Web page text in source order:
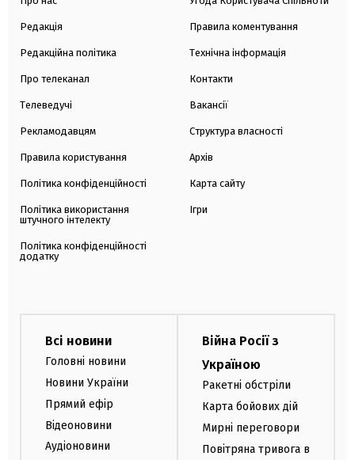
Редакція
Редакційна політика
Про телеканал
Телеведучі
Рекламодавцям
Правила користування
Політика конфіденційності
Політика використання
штучного інтелекту
Політика конфіденційності
додатку
Правила коментування
Технічна інформація
Контакти
Вакансії
Структура власності
Архів
Карта сайту
Ігри
Всі новини
Головні новини
Новини України
Прямий ефір
Відеоновини
Аудіоновини
Війна Росії з
Україною
Ракетні обстріли
Карта бойових дій
Мирні переговори
Повітряна тривога в